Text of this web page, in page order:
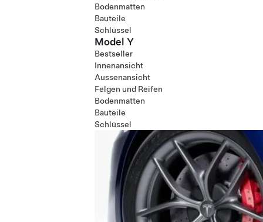
Bodenmatten
Bauteile
Schlüssel
Model Y
Bestseller
Innenansicht
Aussenansicht
Felgen und Reifen
Bodenmatten
Bauteile
Schlüssel